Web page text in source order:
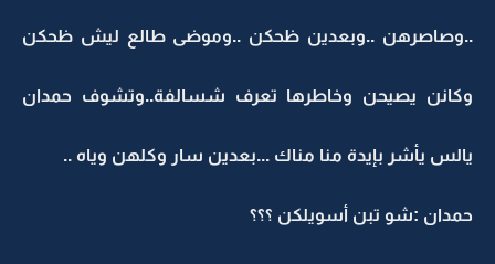
..وصاصرهن ..وبعدين ظحكن ..وموضى طالع ليش ظحكن
وكانن يصيحن وخاطرها تعرف شسالفة..وتشوف حمدان
يالس يأشر بإيدة منا مناك ...بعدين سار وكلهن وياه ..
حمدان :شو تبن أسويلكن ؟؟؟